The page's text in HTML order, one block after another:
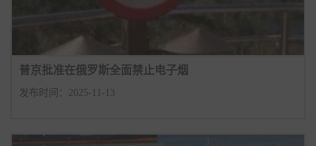
普京批准在俄罗斯全面禁止电子烟
发布时间：2025-11-13